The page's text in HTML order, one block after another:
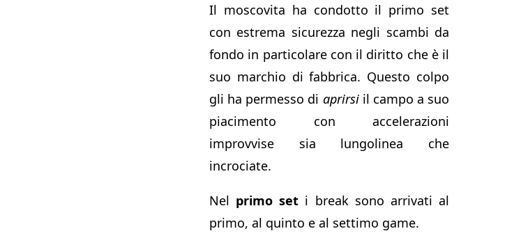
Il moscovita ha condotto il primo set
con estrema sicurezza negli scambi da
fondo in particolare con il diritto che è il
suo marchio di fabbrica. Questo colpo
gli ha permesso di aprirsiil campo a suo
piacimento con accelerazioni
improvvise sia lungolinea che
incrociate.
Nel primo set i break sono arrivati al
primo, al quinto e al settimo game.